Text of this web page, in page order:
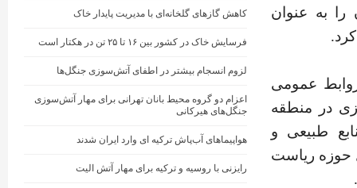
به عنوان
عمومی
در منطقه
طبیعی و
حوزه ریاست
کاهش گازهای گلخانه‌ای با مدیریت پایدار خاک
فرسایش خاک در کشور بین ۱۶ تا ۲۵ تن در هکتار است
لزوم انسجام بیشتر در اطفای آتش‌سوزی جنگل‌ها
اعزام دو گروه محیط ‌بانان تهرانی برای مهار آتش‌سوزی
جنگل‌های هیرکانی
هواپیماهای آب‌پاش ترکیه ای وارد ایران شدند
رایزنی با روسیه و ترکیه برای مهار آتش الیت